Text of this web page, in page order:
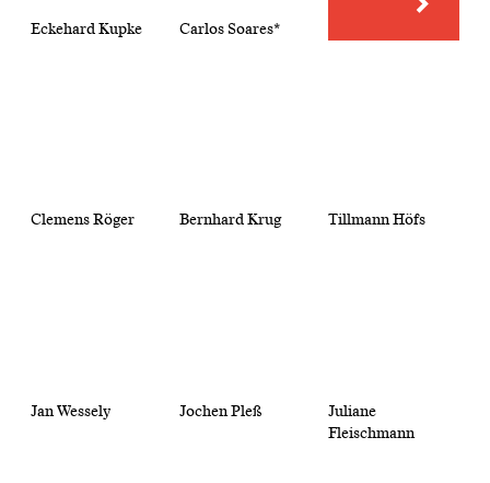
Eckehard Kupke Carlos Soares*
Clemens Röger Bernhard Krug Tillmann Höfs
Jan Wessely Jochen Pleß
Juliane
Fleischmann